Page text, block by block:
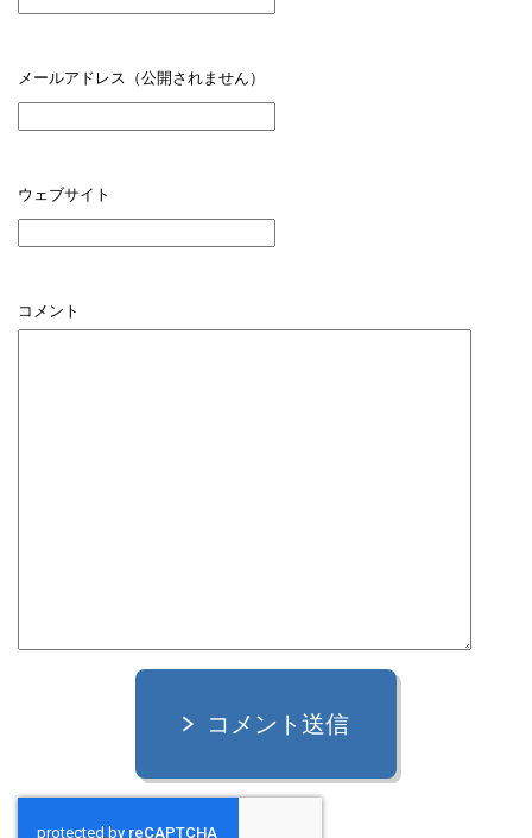
メールアドレス（公開されません）
ウェブサイト
コメント
コメント送信